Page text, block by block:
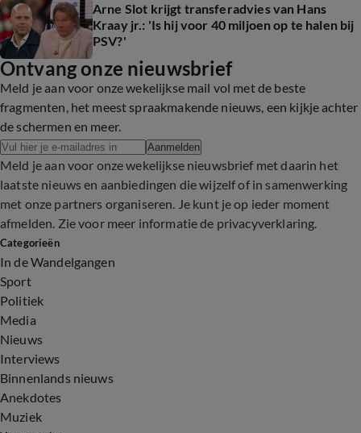
Arne Slot krijgt transferadvies van Hans
Kraay jr.: 'Is hij voor 40 miljoen op te halen bij
PSV?'
Ontvang onze nieuwsbrief
Meld je aan voor onze wekelijkse mail vol met de beste
fragmenten, het meest spraakmakende nieuws, een kijkje achter
de schermen en meer.
Aanmelden
Meld je aan voor onze wekelijkse nieuwsbrief met daarin het
laatste nieuws en aanbiedingen die wijzelf of in samenwerking
met onze partners organiseren. Je kunt je op ieder moment
afmelden. Zie voor meer informatie de privacyverklaring.
Categorieën
In de Wandelgangen
Sport
Politiek
Media
Nieuws
Interviews
Binnenlands nieuws
Anekdotes
Muziek